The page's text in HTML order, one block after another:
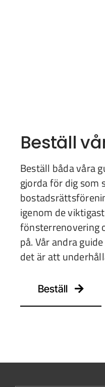
Beställ
Beställ båda våra
gjorda för dig som
igenom de
fönsterrenovering
på. Vår andra
det är att
Beställ